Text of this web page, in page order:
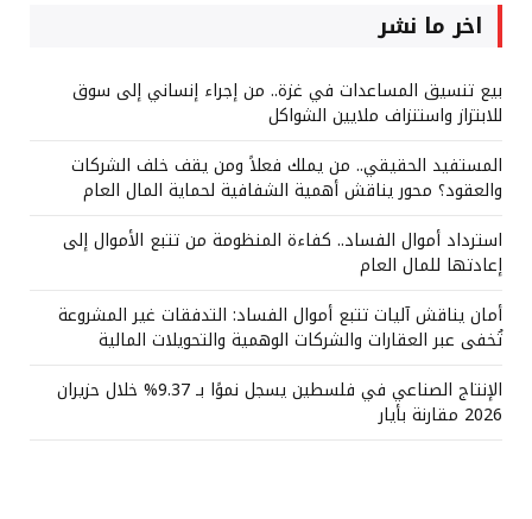
اخر ما نشر
بيع تنسيق المساعدات في غزة.. من إجراء إنساني إلى سوق
للابتزاز واستنزاف ملايين الشواكل
المستفيد الحقيقي.. من يملك فعلاً ومن يقف خلف الشركات
والعقود؟ محور يناقش أهمية الشفافية لحماية المال العام
استرداد أموال الفساد.. كفاءة المنظومة من تتبع الأموال إلى
إعادتها للمال العام
أمان يناقش آليات تتبع أموال الفساد: التدفقات غير المشروعة
تُخفى عبر العقارات والشركات الوهمية والتحويلات المالية
الإنتاج الصناعي في فلسطين يسجل نموًا بـ 9.37% خلال حزيران
2026 مقارنة بأيار